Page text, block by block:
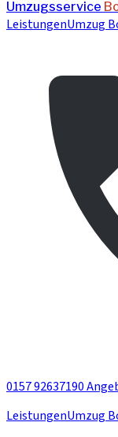
Umzugsservice
LeistungenUmzug
0157 92637190
LeistungenUmzug